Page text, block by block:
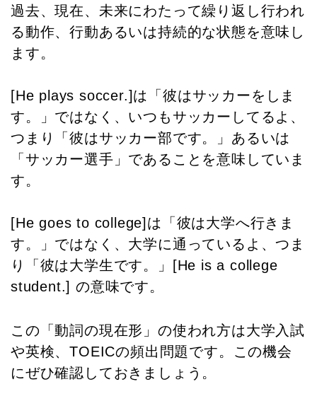
過去、現在、未来にわたって繰り返し行われ
る動作、行動あるいは持続的な状態を意味し
ます。
[He plays soccer.]は「彼はサッカーをしま
す。」ではなく、いつもサッカーしてるよ、
つまり「彼はサッカー部です。」あるいは
「サッカー選手」であることを意味していま
す。
[He goes to college]は「彼は大学へ行きま
す。」ではなく、大学に通っているよ、つま
り「彼は大学生です。」[He is a college
student.] の意味です。
この「動詞の現在形」の使われ方は大学入試
や英検、TOEICの頻出問題です。この機会
にぜひ確認しておきましょう。